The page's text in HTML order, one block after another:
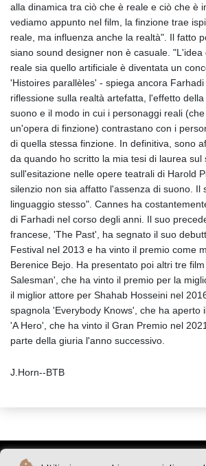
alla dinamica tra ciò che è reale e ciò che è
vediamo appunto nel film, la finzione trae
reale, ma influenza anche la realtà". Il fatto
siano sound designer non è casuale. "L'idea
reale sia quello artificiale è diventata un
'Histoires parallèles' - spiega ancora
riflessione sulla realtà artefatta, l'effetto
suono e il modo in cui i personaggi reali
un'opera di finzione) contrastano con i
di quella stessa finzione. In definitiva, sono
da quando ho scritto la mia tesi di laurea sul
sull'esitazione nelle opere teatrali di Harold
silenzio non sia affatto l'assenza di suono. Il
linguaggio stesso". Cannes ha
di Farhadi nel corso degli anni. Il suo
francese, 'The Past', ha segnato il suo
Festival nel 2013 e ha vinto il premio come
Berenice Bejo. Ha presentato poi altri tre
Salesman', che ha vinto il premio per la
il miglior attore per Shahab Hosseini nel
spagnola 'Everybody Knows', che ha aperto
'A Hero', che ha vinto il Gran Premio nel
parte della giuria l'anno successivo.
J.Horn--BTB